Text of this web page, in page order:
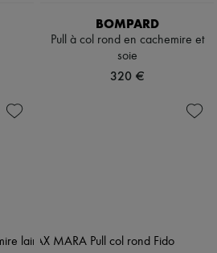
BOMPARD
Pull à col rond en cachemire et
soie
320 €